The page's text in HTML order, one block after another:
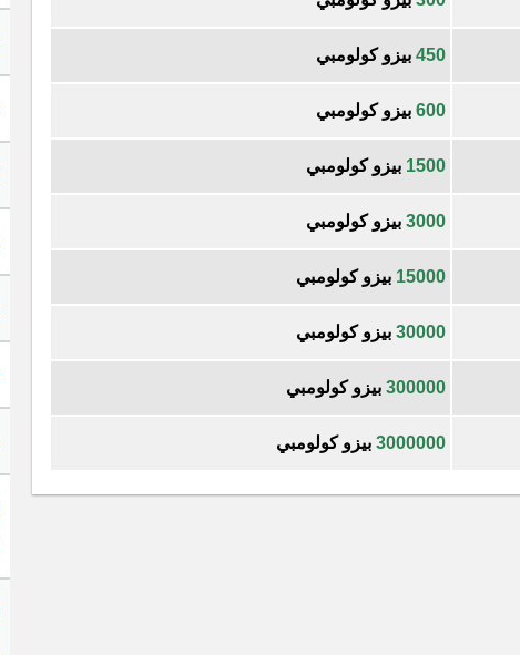
450 بيزو كولومبي
600 بيزو كولومبي
1500 بيزو كولومبي
3000 بيزو كولومبي
15000 بيزو كولومبي
30000 بيزو كولومبي
300000 بيزو كولومبي
3000000 بيزو كولومبي